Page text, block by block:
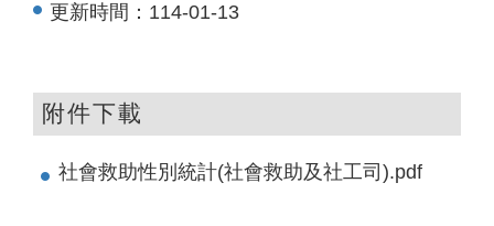
更新時間： 114-01-13
附件下載
社會救助性別統計(社會救助及社工司).pdf